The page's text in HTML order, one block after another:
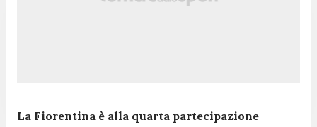
La Fiorentina è alla quarta partecipazione